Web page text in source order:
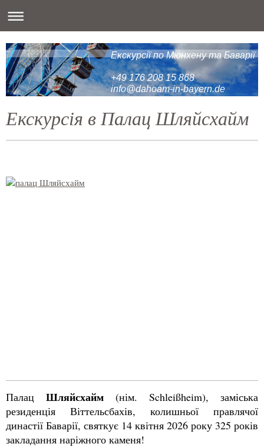
Екскурсії по Мюнхену та Баварії
+49 176 208 15 868
info@dahoam-in-bayern.de
Екскурсія в Палац Шляйсхайм
Палац Шляйсхайм (нім. Schleißheim), заміська
резиденція Віттельсбахів, колишньої правлячої
династії Баварії, святкує 14 квітня 2026 року 325 років
закладання наріжного каменя!